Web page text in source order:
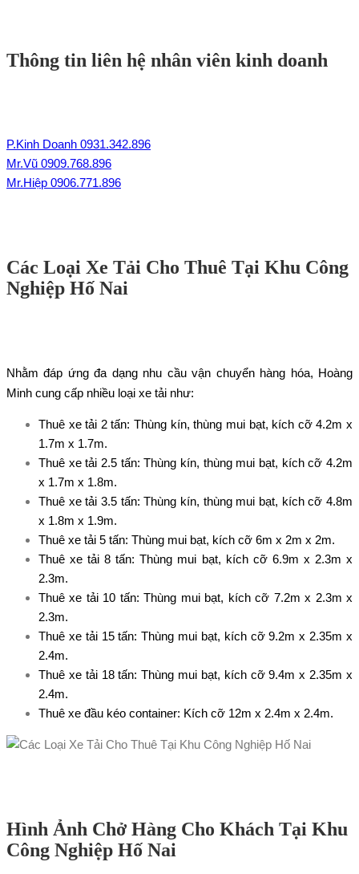
Thông tin liên hệ nhân viên kinh doanh
P.Kinh Doanh 0931.342.896
Mr.Vũ 0909.768.896
Mr.Hiệp 0906.771.896
Các Loại Xe Tải Cho Thuê Tại Khu Công
Nghiệp Hố Nai
Nhằm đáp ứng đa dạng nhu cầu vận chuyển hàng hóa, Hoàng
Minh cung cấp nhiều loại xe tải như:
Thuê xe tải 2 tấn: Thùng kín, thùng mui bạt, kích cỡ 4.2m x
1.7m x 1.7m.
Thuê xe tải 2.5 tấn: Thùng kín, thùng mui bạt, kích cỡ 4.2m
x 1.7m x 1.8m.
Thuê xe tải 3.5 tấn: Thùng kín, thùng mui bạt, kích cỡ 4.8m
x 1.8m x 1.9m.
Thuê xe tải 5 tấn: Thùng mui bạt, kích cỡ 6m x 2m x 2m.
Thuê xe tải 8 tấn: Thùng mui bạt, kích cỡ 6.9m x 2.3m x
2.3m.
Thuê xe tải 10 tấn: Thùng mui bạt, kích cỡ 7.2m x 2.3m x
2.3m.
Thuê xe tải 15 tấn: Thùng mui bạt, kích cỡ 9.2m x 2.35m x
2.4m.
Thuê xe tải 18 tấn: Thùng mui bạt, kích cỡ 9.4m x 2.35m x
2.4m.
Thuê xe đầu kéo container: Kích cỡ 12m x 2.4m x 2.4m.
Hình Ảnh Chở Hàng Cho Khách Tại Khu
Công Nghiệp Hố Nai